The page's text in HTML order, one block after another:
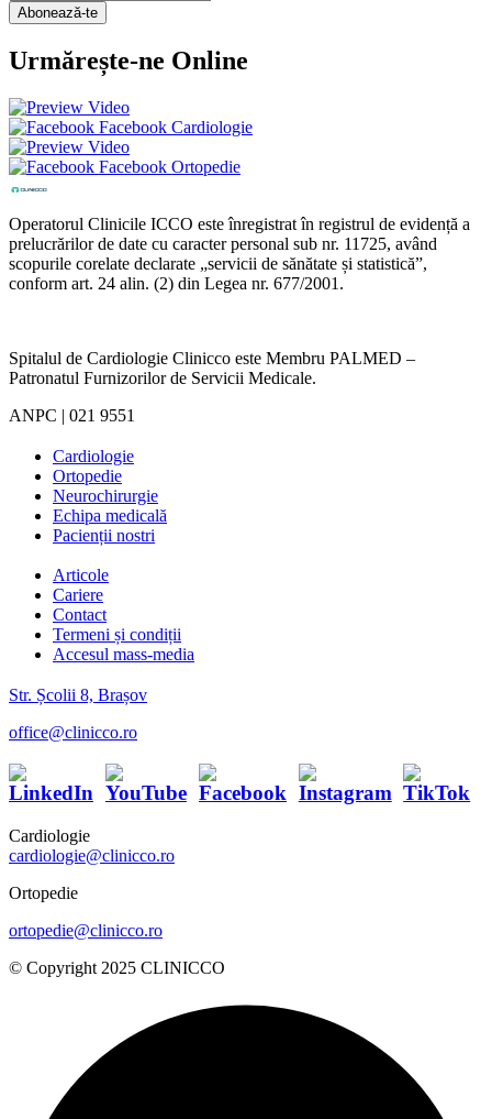
Urmărește-ne Online
Facebook Cardiologie
Facebook Ortopedie
Operatorul Clinicile ICCO este înregistrat în registrul de evidență a
prelucrărilor de date cu caracter personal sub nr. 11725, având
scopurile corelate declarate „servicii de sănătate și statistică”,
conform art. 24 alin. (2) din Legea nr. 677/2001.
Spitalul de Cardiologie Clinicco este Membru PALMED –
Patronatul Furnizorilor de Servicii Medicale.
ANPC | 021 9551
Cardiologie
Ortopedie
Neurochirurgie
Echipa medicală
Pacienții nostri
Articole
Cariere
Contact
Termeni și condiții
Accesul mass-media
Str. Școlii 8, Brașov
office@clinicco.ro
Cardiologie
cardiologie@clinicco.ro
Ortopedie
ortopedie@clinicco.ro
© Copyright 2025 CLINICCO